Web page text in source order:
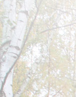
254